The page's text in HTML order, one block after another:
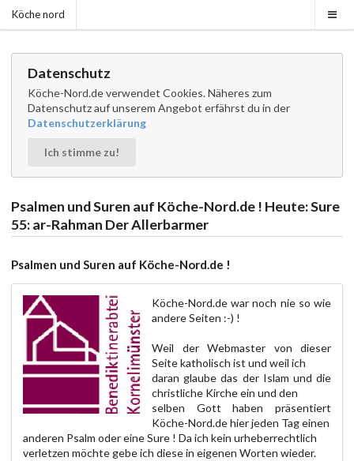
Köche nord
Datenschutz
Köche-Nord.de verwendet Cookies. Näheres zum
Datenschutz auf unserem Angebot erfährst du in der
Datenschutzerklärung
Ich stimme zu!
Psalmen und Suren auf Köche-Nord.de ! Heute: Sure
55: ar-Rahman Der Allerbarmer
Psalmen und Suren auf Köche-Nord.de !
Köche-Nord.de war noch nie so wie
andere Seiten :-) !
Weil der Webmaster von dieser
Seite katholisch ist und weil ich
daran glaube das der Islam und die
christliche Kirche ein und den
selben Gott haben präsentiert
Köche-Nord.de hier jeden Tag einen
anderen Psalm oder eine Sure ! Da ich kein urheberrechtlich
verletzen möchte gebe ich diese in eigenen Worten wieder.